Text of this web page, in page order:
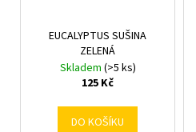
EUCALYPTUS SUŠINA
ZELENÁ
Skladem (>5 ks)
125 Kč
DO KOŠÍKU